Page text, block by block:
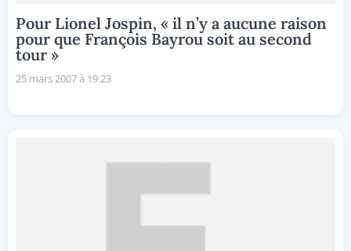
Pour Lionel Jospin, « il n’y a aucune raison
pour que François Bayrou soit au second
tour »
25 mars 2007 à 19:23